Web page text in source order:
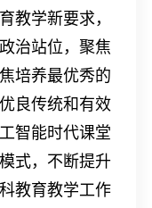
教学新要求，
治站位，聚焦
培养最优秀的
良传统和有效
智能时代课堂
式，不断提升
教育教学工作